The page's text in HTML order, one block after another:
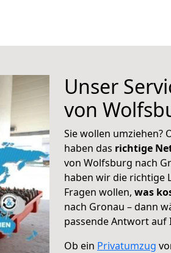
Unser
von
Sie wollen umziehen?
haben das richtige
von Wolfsburg nach
haben wir die richtige
Fragen wollen, was
nach Gronau – dann
passende Antwort auf
Ob ein Privatumzug